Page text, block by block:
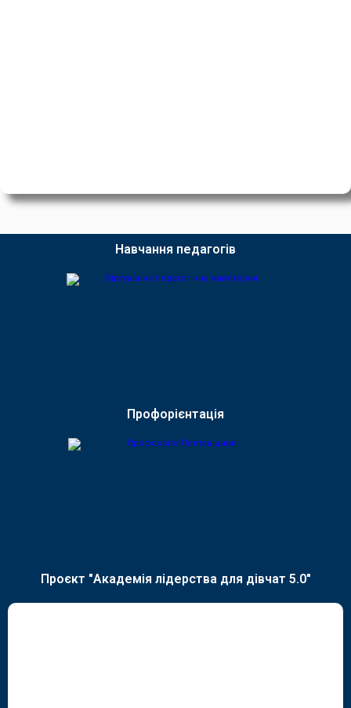
Навчання педагогів
Профорієнтація
Проєкт "Академія лідерства для дівчат 5.0"